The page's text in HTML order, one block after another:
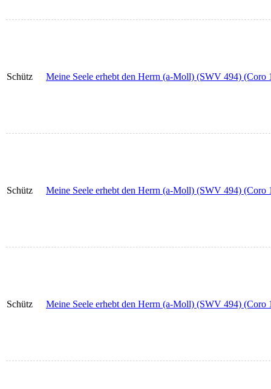
Schütz Meine Seele erhebt den Herrn (a-Moll) (SWV 494) (Coro
Schütz Meine Seele erhebt den Herrn (a-Moll) (SWV 494) (Coro
Schütz Meine Seele erhebt den Herrn (a-Moll) (SWV 494) (Coro